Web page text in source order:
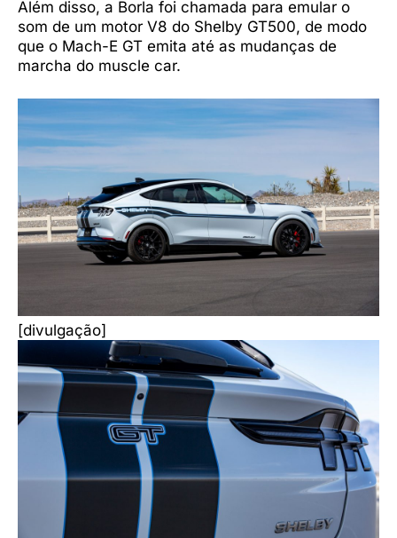
Além disso, a Borla foi chamada para emular o
som de um motor V8 do Shelby GT500, de modo
que o Mach-E GT emita até as mudanças de
marcha do muscle car.
[divulgação]